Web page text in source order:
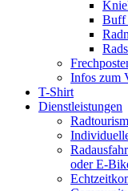
Buff
Infos zum
T-Shirt
Dienstleistungen
oder E-